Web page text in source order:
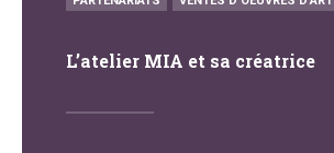
IN
L’atelier MIA et sa créatrice